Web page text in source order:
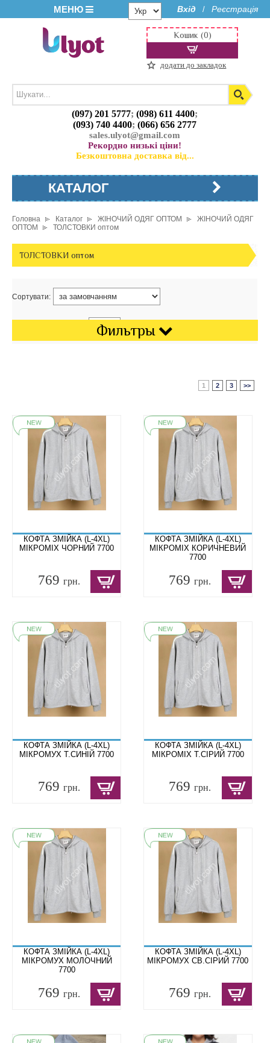
МЕНЮ Вхід / Реєстрація
(097) 201 5777;(098) 611 4400;
(093) 740 4400;(066) 656 2777
sales.ulyot@gmail.com
Рекордно низькі ціни!
Безкоштовна доставка від...
Кошик (0)
додати до закладок
КАТАЛОГ
Головна Каталог ЖІНОЧИЙ ОДЯГ ОПТОМ
ЖІНОЧИЙ ОДЯГ
ОПТОМ
ТОЛСТОВКИ оптом
Фильтры
ТОЛСТОВКИ оптом
Сортувати:
1 2 3 >>
КОФТА ЗМІЙКА (L-4XL)
МІКРОМІХ ЧОРНИЙ 7700
769 грн.
КОФТА ЗМІЙКА (L-4XL)
МІКРОМІХ КОРИЧНЕВИЙ
7700
769грн.
КОФТА ЗМІЙКА (L-4XL)
МІКРОМУХ Т.СИНІЙ 7700
769 грн.
КОФТА ЗМІЙКА (L-4XL)
МІКРОМІХ Т.СІРИЙ 7700
769грн.
КОФТА ЗМІЙКА (L-4XL)
МІКРОМУХ МОЛОЧНИЙ
7700
769 грн.
КОФТА ЗМІЙКА (L-4XL)
МІКРОМУХ СВ.СІРИЙ 7700
769грн.